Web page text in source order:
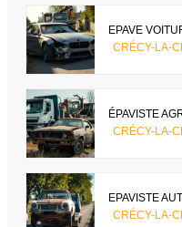
EPAVE
CRÉCY-LA-
ÉPAVISTE
CRÉCY-LA-
EPAVISTE
CRÉCY-LA-